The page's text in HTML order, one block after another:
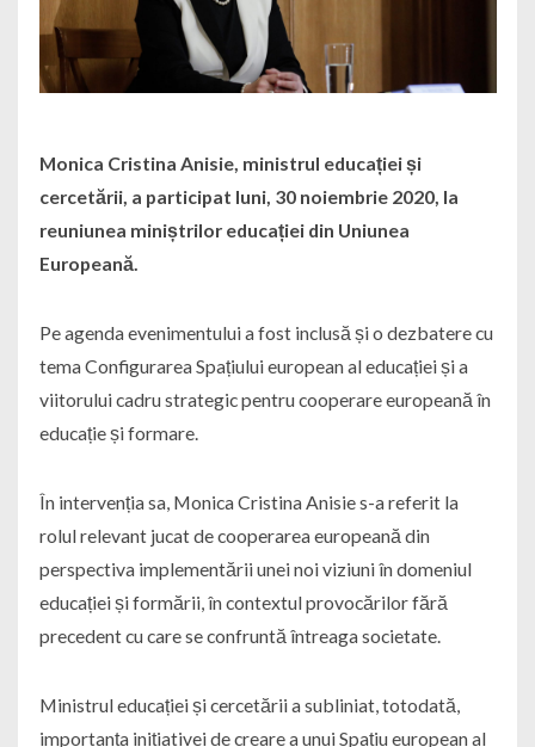
Monica Cristina Anisie, ministrul educației și
cercetării, a participat luni, 30 noiembrie 2020, la
reuniunea miniștrilor educației din Uniunea
Europeană.
Pe agenda evenimentului a fost inclusă și o dezbatere cu
tema Configurarea Spațiului european al educației și a
viitorului cadru strategic pentru cooperare europeană în
educație și formare.
În intervenția sa, Monica Cristina Anisie s-a referit la
rolul relevant jucat de cooperarea europeană din
perspectiva implementării unei noi viziuni în domeniul
educației și formării, în contextul provocărilor fără
precedent cu care se confruntă întreaga societate.
Ministrul educației și cercetării a subliniat, totodată,
importanța inițiativei de creare a unui Spațiu european al